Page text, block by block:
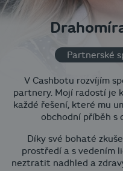
Partnerské
V Cashbotu rozvíjím
partnery. Mojí radostí je
každé řešení, které mu
obchodní příběh s
Díky své bohaté
prostředí a s vedením
neztratit nadhled a